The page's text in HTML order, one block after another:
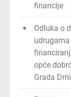
financije
Odluka o
opće
Grada